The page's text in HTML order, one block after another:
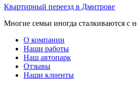
Квартирный переезд в Дмитрове
Многие семьи иногда сталкиваются с
О компании
Наши работы
Наш автопарк
Отзывы
Наши клиенты